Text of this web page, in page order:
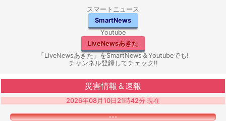
スマートニュース
SmartNews
Youtube
LiveNewsあきた
「LiveNewsあきた」をSmartNews＆Youtubeでも!
チャンネル登録してチェック!!
災害情報＆速報
2026年08月10日21時42分 現在
---